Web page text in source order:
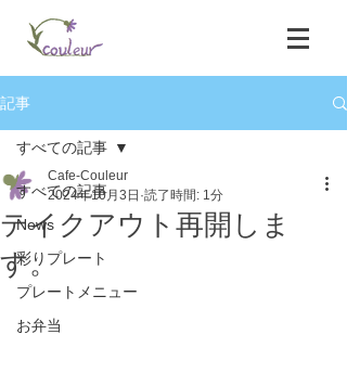
記事
すべての記事
News
彩りプレート
プレートメニュー
お弁当
すべての記事
テイクアウト再開しま
す。
Cafe-Couleur
2024年10月3日 読了時間: 1分